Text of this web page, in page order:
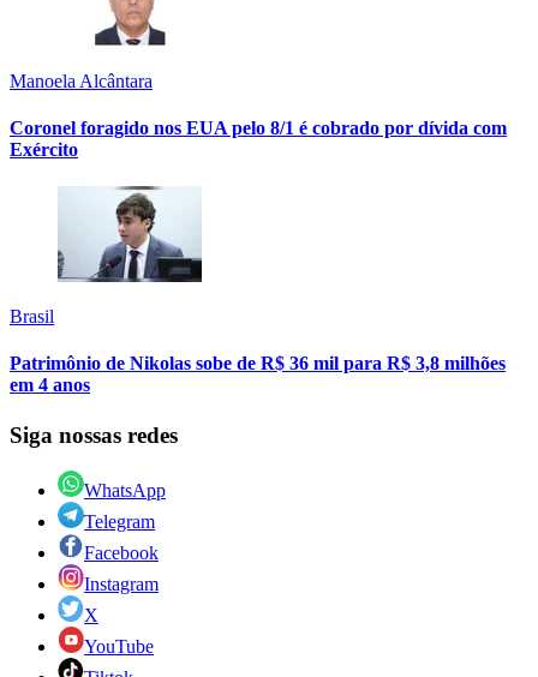
Manoela Alcântara
Coronel foragido nos EUA pelo 8/1 é cobrado por dívida com
Exército
Brasil
Patrimônio de Nikolas sobe de R$ 36 mil para R$ 3,8 milhões
em 4 anos
Siga nossas redes
WhatsApp
Telegram
Facebook
Instagram
X
YouTube